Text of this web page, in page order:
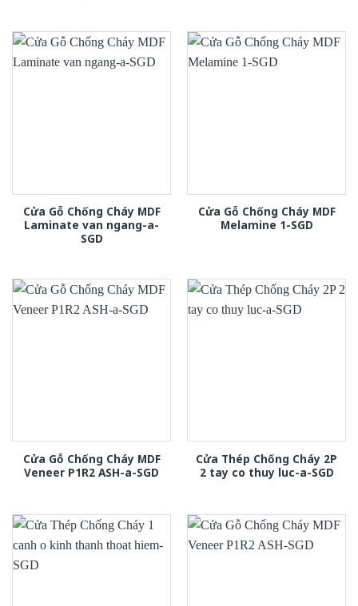
Cửa Gỗ Chống Cháy MDF
Laminate van ngang-a-
SGD
Cửa Gỗ Chống Cháy MDF
Melamine 1-SGD
Cửa Gỗ Chống Cháy MDF
Veneer P1R2 ASH-a-SGD
Cửa Thép Chống Cháy 2P
2 tay co thuy luc-a-SGD